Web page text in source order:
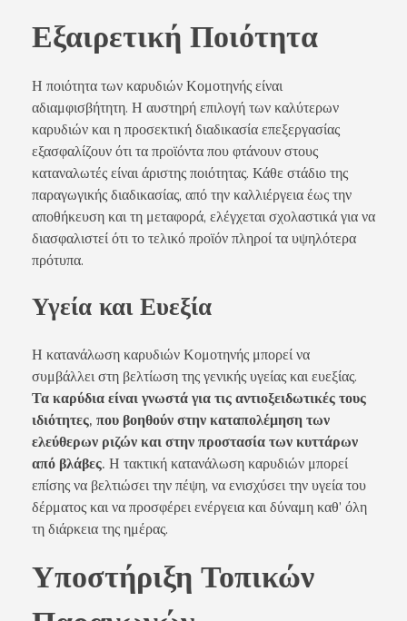
Εξαιρετική Ποιότητα
Η ποιότητα των καρυδιών Κομοτηνής είναι
αδιαμφισβήτητη. Η αυστηρή επιλογή των καλύτερων
καρυδιών και η προσεκτική διαδικασία επεξεργασίας
εξασφαλίζουν ότι τα προϊόντα που φτάνουν στους
καταναλωτές είναι άριστης ποιότητας. Κάθε στάδιο της
παραγωγικής διαδικασίας, από την καλλιέργεια έως την
αποθήκευση και τη μεταφορά, ελέγχεται σχολαστικά για να
διασφαλιστεί ότι το τελικό προϊόν πληροί τα υψηλότερα
πρότυπα.
Υγεία και Ευεξία
Η κατανάλωση καρυδιών Κομοτηνής μπορεί να
συμβάλλει στη βελτίωση της γενικής υγείας και ευεξίας.
Τα καρύδια είναι γνωστά για τις αντιοξειδωτικές τους
ιδιότητες, που βοηθούν στην καταπολέμηση των
ελεύθερων ριζών και στην προστασία των κυττάρων
από βλάβες. Η τακτική κατανάλωση καρυδιών μπορεί
επίσης να βελτιώσει την πέψη, να ενισχύσει την υγεία του
δέρματος και να προσφέρει ενέργεια και δύναμη καθ’ όλη
τη διάρκεια της ημέρας.
Υποστήριξη Τοπικών